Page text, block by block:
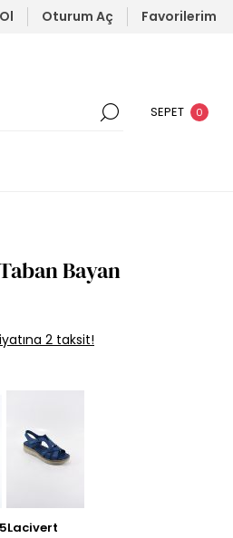
Oturum Aç Favorilerim
SEPET 0
Bayan
2 taksit!